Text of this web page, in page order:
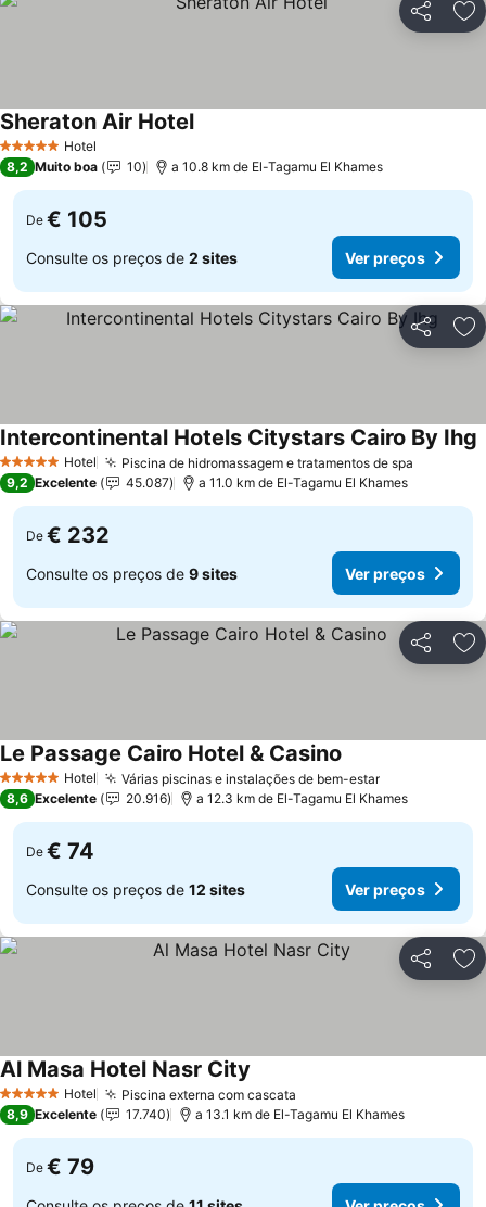
Partilhar
5 Estrelas Hotel
Sheraton Air Hotel
8,2 Muito boa 10 a 10.8 km de El-Tagamu El Khames
De € 105
Consulte os preços de 2 sites Ver preços
Partilhar
5 Estrelas Hotel Piscina de hidromassagem e tratamentos de spa
Intercontinental Hotels Citystars Cairo By Ihg
9,2 Excelente 45.087 a 11.0 km de El-Tagamu El Khames
De € 232
Consulte os preços de 9 sites Ver preços
Partilhar
5 Estrelas Hotel Várias piscinas e instalações de bem-estar
Le Passage Cairo Hotel & Casino
8,6 Excelente 20.916 a 12.3 km de El-Tagamu El Khames
De € 74
Consulte os preços de 12 sites Ver preços
Partilhar
5 Estrelas Hotel Piscina externa com cascata
Al Masa Hotel Nasr City
8,9 Excelente 17.740 a 13.1 km de El-Tagamu El Khames
De € 79